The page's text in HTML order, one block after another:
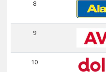
8
9
10